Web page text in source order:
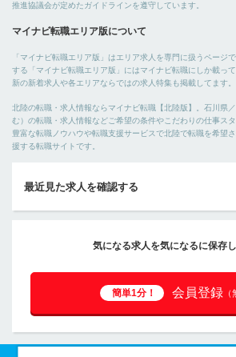
推進協議会が定めたガイドラインを遵守しています。
マイナビ転職エリア版について
「マイナビ転職エリア版」はエリア求人を専門に扱うページで
する「マイナビ転職エリア版」にはマイナビ転職にしか載っ
新の新着求人や各エリアならではの求人特集も掲載してます。
北陸の転職・求人情報ならマイナビ転職【北陸版】。石川県
む）の転職・求人情報などご希望の条件やこだわりの仕事ス
豊富な転職ノウハウや転職支援サービスで北陸で転職を希望
援する転職サイトです。
最近見た求人を確認する
気になる求人を気になるに保存し
簡単1分！ 会員登録 （